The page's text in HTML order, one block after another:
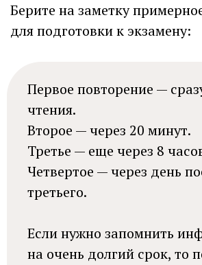
Берите на заметку
для подготовки к экзамену:
Первое повторение —
чтения.
Второе — через 20 минут.
Третье — еще через 8
Четвертое — через день
третьего.
Если нужно запомнить
на очень долгий срок, то